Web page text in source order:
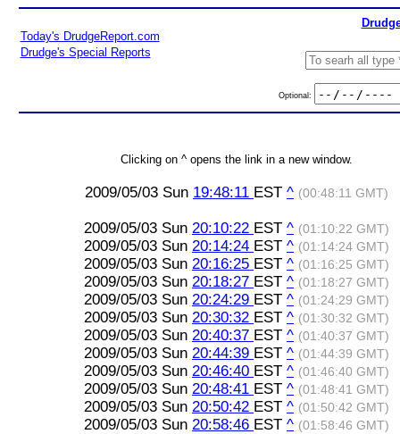
Today's DrudgeReport.com
Drudge's Special Reports
Optional:
Clicking on ^ opens the link in a new window.
2009/05/03 Sun 19:48:11 EST ^ (00:48:11 GMT)
2009/05/03 Sun 20:10:22 EST ^ (01:10:22 GMT)
2009/05/03 Sun 20:14:24 EST ^ (01:14:24 GMT)
2009/05/03 Sun 20:16:25 EST ^ (01:16:25 GMT)
2009/05/03 Sun 20:18:27 EST ^ (01:18:27 GMT)
2009/05/03 Sun 20:24:29 EST ^ (01:24:29 GMT)
2009/05/03 Sun 20:30:32 EST ^ (01:30:32 GMT)
2009/05/03 Sun 20:40:37 EST ^ (01:40:37 GMT)
2009/05/03 Sun 20:44:39 EST ^ (01:44:39 GMT)
2009/05/03 Sun 20:46:40 EST ^ (01:46:40 GMT)
2009/05/03 Sun 20:48:41 EST ^ (01:48:41 GMT)
2009/05/03 Sun 20:50:42 EST ^ (01:50:42 GMT)
2009/05/03 Sun 20:58:46 EST ^ (01:58:46 GMT)